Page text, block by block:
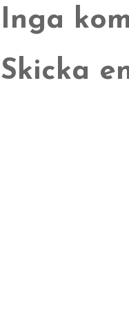
Inga
Skicka